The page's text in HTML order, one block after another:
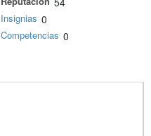
Insignias 0
Competencias 0